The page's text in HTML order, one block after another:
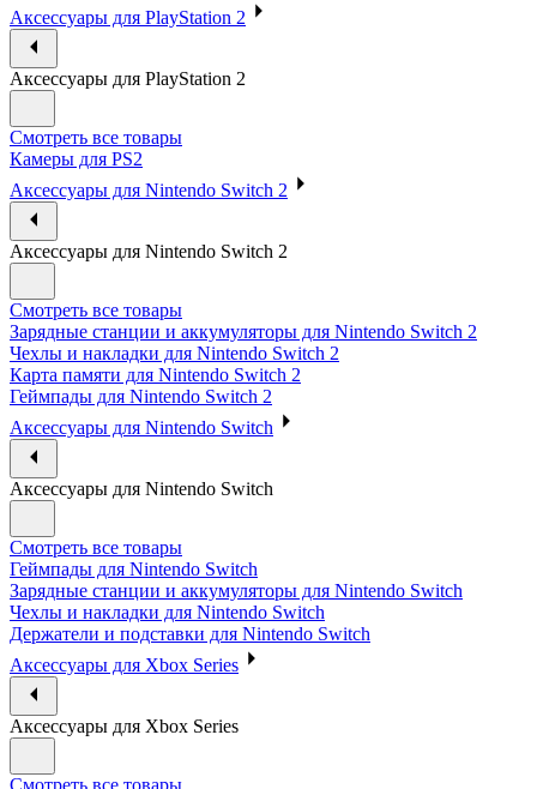
Аксессуары для PlayStation 2
Аксессуары для PlayStation 2
Смотреть все товары
Камеры для PS2
Аксессуары для Nintendo Switch 2
Аксессуары для Nintendo Switch 2
Смотреть все товары
Зарядные станции и аккумуляторы для Nintendo Switch 2
Чехлы и накладки для Nintendo Switch 2
Карта памяти для Nintendo Switch 2
Геймпады для Nintendo Switch 2
Аксессуары для Nintendo Switch
Аксессуары для Nintendo Switch
Смотреть все товары
Геймпады для Nintendo Switch
Зарядные станции и аккумуляторы для Nintendo Switch
Чехлы и накладки для Nintendo Switch
Держатели и подставки для Nintendo Switch
Аксессуары для Xbox Series
Аксессуары для Xbox Series
Смотреть все товары